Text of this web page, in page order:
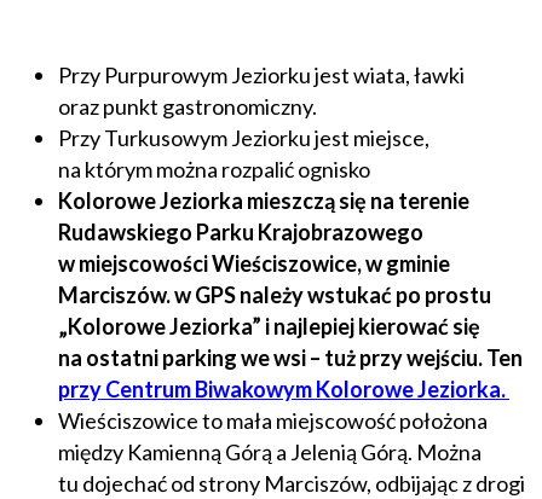
Przy Purpurowym Jeziorku jest wiata, ławki
oraz punkt gastronomiczny.
Przy Turkusowym Jeziorku jest miejsce,
na którym można rozpalić ognisko
Kolorowe Jeziorka mieszczą się na terenie
Rudawskiego Parku Krajobrazowego
w miejscowości Wieściszowice, w gminie
Marciszów. w GPS należy wstukać po prostu
„Kolorowe Jeziorka” i najlepiej kierować się
na ostatni parking we wsi – tuż przy wejściu. Ten
przy Centrum Biwakowym Kolorowe Jeziorka.
Wieściszowice to mała miejscowość położona
między Kamienną Górą a Jelenią Górą. Można
tu dojechać od strony Marciszów, odbijając z drogi